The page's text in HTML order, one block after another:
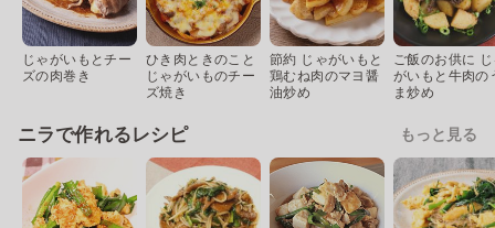
じゃがいもとチー
ズの肉巻き
ひき肉ときのこと
じゃがいものチー
ズ焼き
節約 じゃがいもと
鶏むね肉のマヨ醤
油炒め
ご飯のお供に
がいもと牛肉の
ま炒め
ニラで作れるレシピ もっと見る